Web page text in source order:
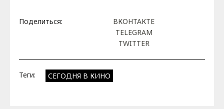
Поделиться:
ВКОНТАКТЕ
TELEGRAM
TWITTER
Теги: СЕГОДНЯ В КИНО